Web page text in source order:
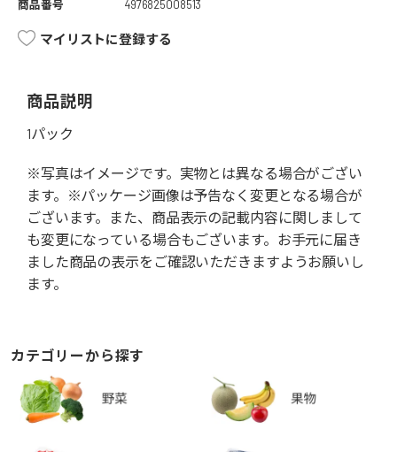
商品番号
4976825008513
マイリストに登録する
商品説明
1パック
※写真はイメージです。実物とは異なる場合がござい
ます。※パッケージ画像は予告なく変更となる場合が
ございます。また、商品表示の記載内容に関しまして
も変更になっている場合もございます。お手元に届き
ました商品の表示をご確認いただきますようお願いし
ます。
カテゴリーから探す